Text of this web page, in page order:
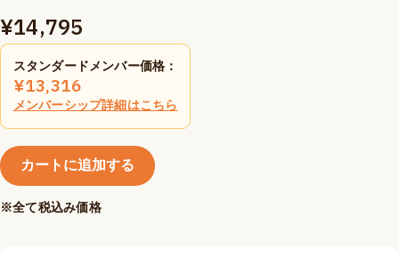
¥14,795
スタンダードメンバー価格：
¥13,316
メンバーシップ詳細はこちら
カートに追加する
※全て税込み価格